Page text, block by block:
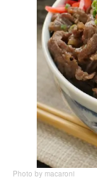
Photo by macaroni